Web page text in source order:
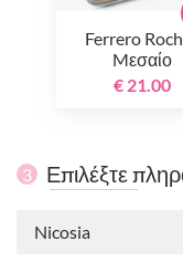
Ferrero
Mεσαίο
€ 21.00
3 Επιλέξτε
Nicosia